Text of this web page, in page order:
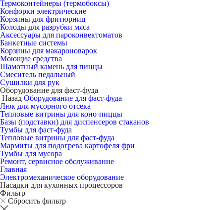
Термоконтейнеры (термобоксы)
Конфорки электрические
Корзины для фритюрниц
Колоды для разрубки мяса
Аксессуары для пароконвектоматов
Банкетные системы
Корзины для макароноварок
Моющие средства
Шамотный камень для пиццы
Смеситель педальный
Сушилки для рук
Оборудование для фаст-фуда
Назад Оборудование для фаст-фуда
Люк для мусорного отсека
Тепловые витрины для коно-пиццы
Базы (подставки) для диспенсеров стаканов
Тумбы для фаст-фуда
Тепловые витрины для фаст-фуда
Мармиты для подогрева картофеля фри
Тумбы для мусора
Ремонт, сервисное обслуживание
Главная
Электромеханическое оборудование
Насадки для кухонных процессоров
Фильтр
Сбросить фильтр